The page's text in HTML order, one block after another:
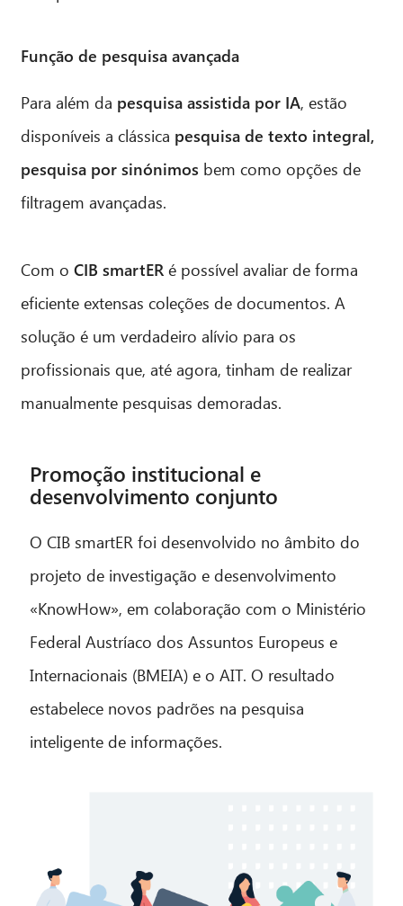
Função de pesquisa avançada
Para além da pesquisa assistida por IA, estão
disponíveis a clássica pesquisa de texto integral,
pesquisa por sinónimos bem como opções de
filtragem avançadas.
Com oCIB smartER é possível avaliar de forma
eficiente extensas coleções de documentos. A
solução é um verdadeiro alívio para os
profissionais que, até agora, tinham de realizar
manualmente pesquisas demoradas.
Promoção institucional e
desenvolvimento conjunto
O CIB smartER foi desenvolvido no âmbito do
projeto de investigação e desenvolvimento
«KnowHow», em colaboração com o Ministério
Federal Austríaco dos Assuntos Europeus e
Internacionais (BMEIA) e o AIT. O resultado
estabelece novos padrões na pesquisa
inteligente de informações.